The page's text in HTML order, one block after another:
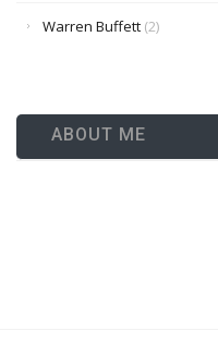
Warren Buffett (2)
ABOUT ME